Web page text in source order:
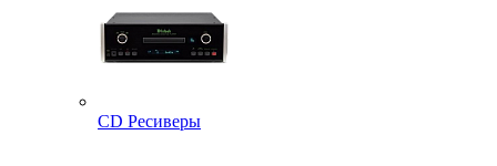
CD Ресиверы